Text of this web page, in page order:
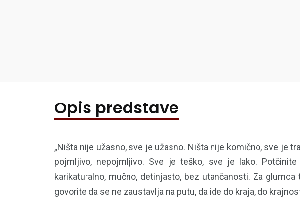
Opis predstave
„Ništa nije užasno, sve je užasno. Ništa nije komično, sve je
pojmljivo, nepojmljivo. Sve je teško, sve je lako.
karikaturalno, mučno, detinjasto, bez utančanosti. Za
govorite da se ne zaustavlja na putu, da ide do kraja, do